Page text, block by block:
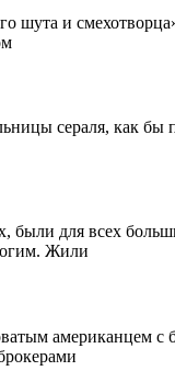
и
сераля, как
были для всех
Жили
американцем